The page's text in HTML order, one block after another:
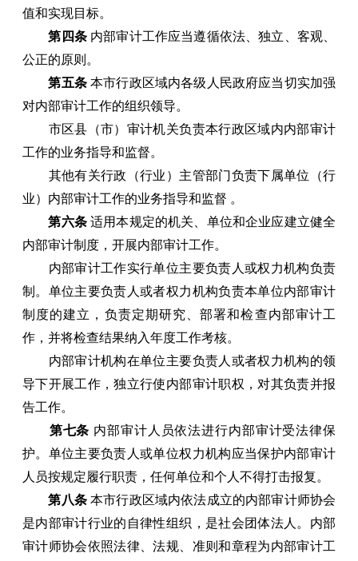
值和实现目标。
第四条内部审计工作应当遵循依法、独立、客观、
公正的原则。
第五条本市行政区域内各级人民政府应当切实加强
对内部审计工作的组织领导。
市区县（市）审计机关负责本行政区域内内部审计
工作的业务指导和监督。
其他有关行政（行业）主管部门负责下属单位（行
业）内部审计工作的业务指导和监督 。
第六条适用本规定的机关、单位和企业应建立健全
内部审计制度，开展内部审计工作。
内部审计工作实行单位主要负责人或权力机构负责
制。单位主要负责人或者权力机构负责本单位内部审计
制度的建立，负责定期研究、部署和检查内部审计工
作，并将检查结果纳入年度工作考核。
内部审计机构在单位主要负责人或者权力机构的领
导下开展工作，独立行使内部审计职权，对其负责并报
告工作。
第七条 内部审计人员依法进行内部审计受法律保
护。单位主要负责人或单位权力机构应当保护内部审计
人员按规定履行职责，任何单位和个人不得打击报复。
第八条本市行政区域内依法成立的内部审计师协会
是内部审计行业的自律性组织，是社会团体法人。内部
审计师协会依照法律、法规、准则和章程为内部审计工